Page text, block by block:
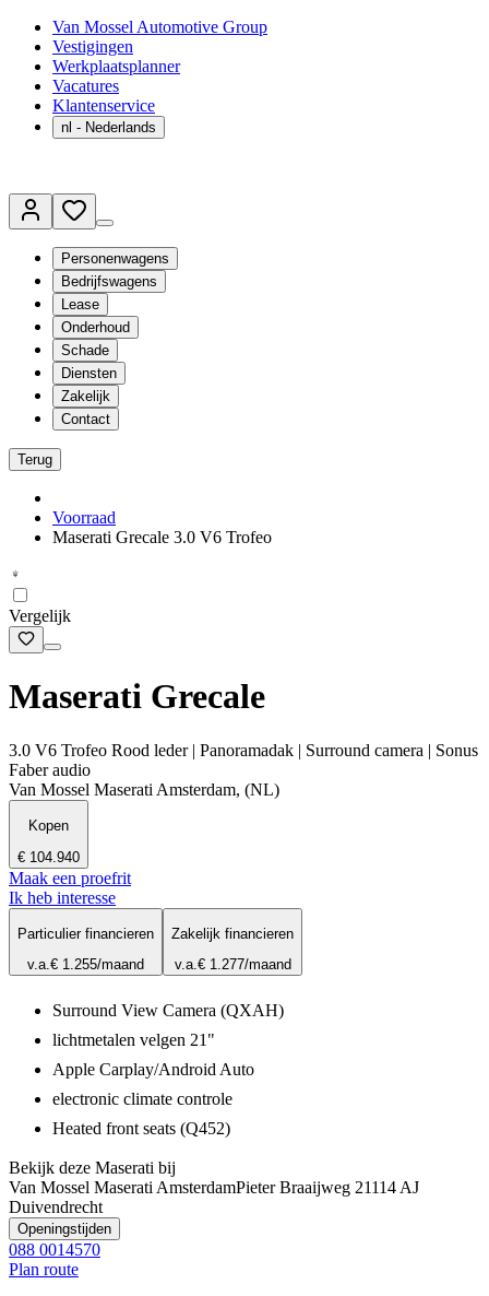
Van Mossel Automotive Group
Vestigingen
Werkplaatsplanner
Vacatures
Klantenservice
nl - Nederlands
Personenwagens
Bedrijfswagens
Lease
Onderhoud
Schade
Diensten
Zakelijk
Contact
Terug
Voorraad
Maserati Grecale 3.0 V6 Trofeo
Vergelijk
Maserati Grecale
3.0 V6 Trofeo Rood leder | Panoramadak | Surround camera | Sonus
Faber audio
Van Mossel Maserati Amsterdam, (NL)
Kopen
€ 104.940
Maak een proefrit
Ik heb interesse
Particulier financieren
v.a.€ 1.255/maand
Zakelijk financieren
v.a.€ 1.277/maand
Surround View Camera (QXAH)
lichtmetalen velgen 21"
Apple Carplay/Android Auto
electronic climate controle
Heated front seats (Q452)
Bekijk deze Maserati bij
Van Mossel Maserati AmsterdamPieter Braaijweg 21114 AJ
Duivendrecht
Openingstijden
088 0014570
Plan route